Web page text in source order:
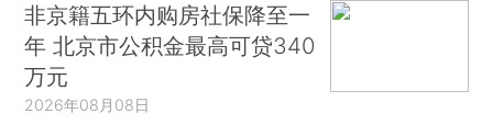
非京籍五环内购房社保降至一
年 北京市公积金最高可贷340
万元
2026年08月08日